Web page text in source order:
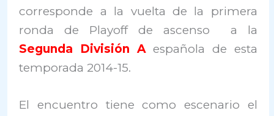
corresponde a la vuelta de la primera
ronda de Playoff de ascenso a la
Segunda División Aespañola de esta
temporada 2014-15.
El encuentro tiene como escenario el